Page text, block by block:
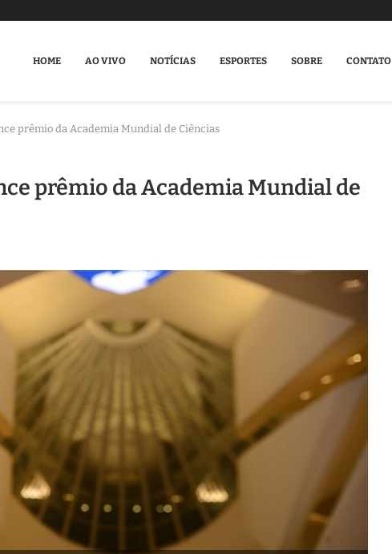
HOME AO VIVO NOTÍCIAS ESPORTES SOBRE CONTATO
prêmio da Academia Mundial de Ciências
prêmio da Academia Mundial de